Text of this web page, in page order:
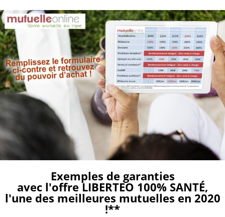
au
contenu
Exemples de garanties
avec l'offre LIBERTEO 100% SANTÉ,
l'une des meilleures mutuelles en 2020
!**